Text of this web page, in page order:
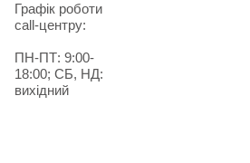
Графік роботи
call-центру:
ПН-ПТ: 9:00-
18:00; СБ, НД:
вихідний